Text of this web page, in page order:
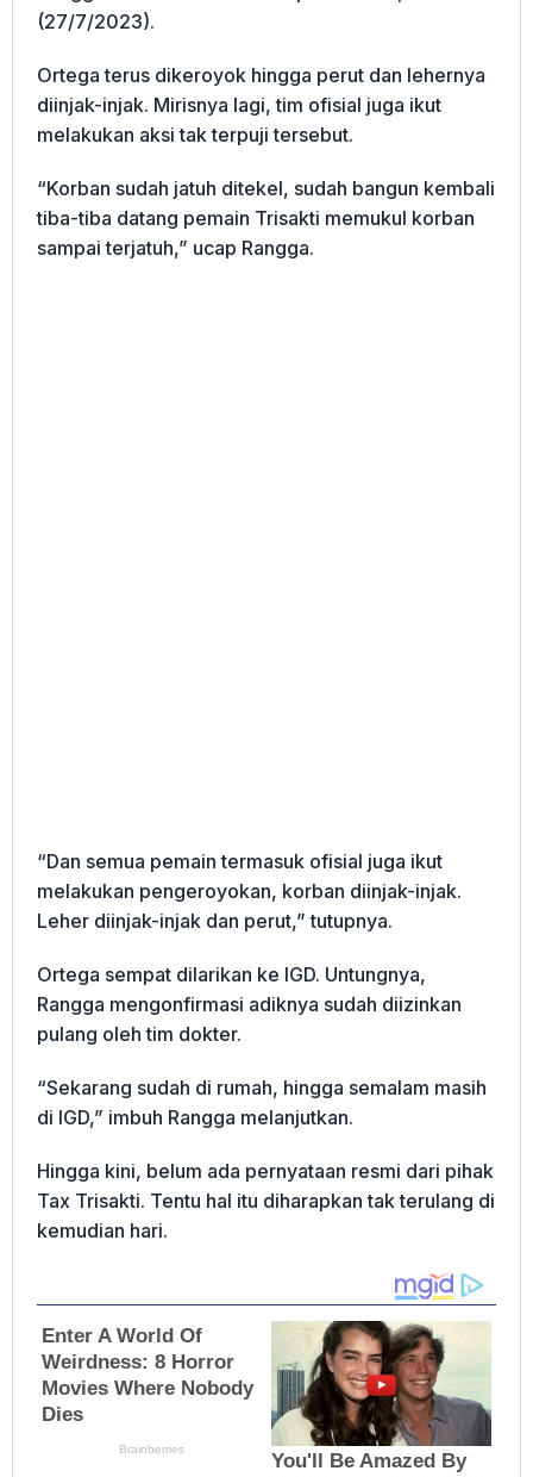
(27/7/2023).
Ortega terus dikeroyok hingga perut dan lehernya
diinjak-injak. Mirisnya lagi, tim ofisial juga ikut
melakukan aksi tak terpuji tersebut.
“Korban sudah jatuh ditekel, sudah bangun kembali
tiba-tiba datang pemain Trisakti memukul korban
sampai terjatuh,” ucap Rangga.
“Dan semua pemain termasuk ofisial juga ikut
melakukan pengeroyokan, korban diinjak-injak.
Leher diinjak-injak dan perut,” tutupnya.
Ortega sempat dilarikan ke IGD. Untungnya,
Rangga mengonfirmasi adiknya sudah diizinkan
pulang oleh tim dokter.
“Sekarang sudah di rumah, hingga semalam masih
di IGD,” imbuh Rangga melanjutkan.
Hingga kini, belum ada pernyataan resmi dari pihak
Tax Trisakti. Tentu hal itu diharapkan tak terulang di
kemudian hari.